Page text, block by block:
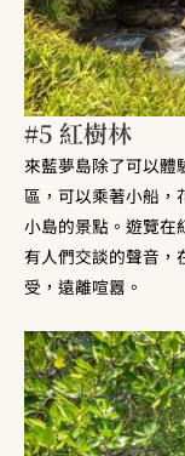
#5 紅樹林
來藍夢島除了可以體
區，可以乘著小船，
小島的景點。遊覽在
有人們交談的聲音，
受，遠離喧囂。